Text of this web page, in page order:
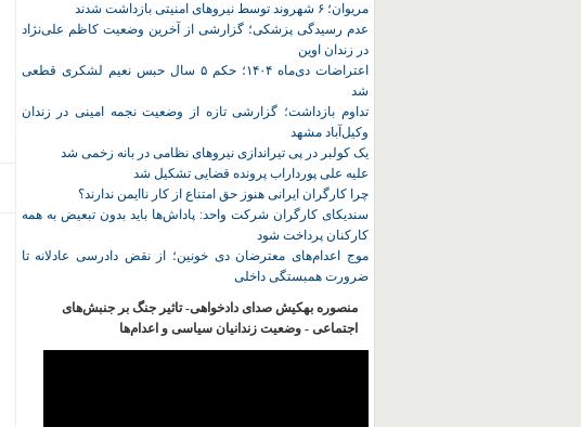
مریوان؛ ۶ شهروند توسط نیروهای امنیتی بازداشت شدند
عدم رسیدگی پزشکی؛ گزارشی از آخرین وضعیت کاظم علی‌نژاد
در زندان اوین
اعتراضات دی‌ماه ۱۴۰۴؛ حکم ۵ سال حبس نعیم لشکری قطعی
شد
تداوم بازداشت؛ گزارشی تازه از وضعیت نجمه امینی در زندان
وکیل‌آباد مشهد
یک کولبر در پی تیراندازی نیروهای نظامی در بانه زخمی شد
علیه علی پورداراب پرونده قضایی تشکیل شد
چرا کارگران ایرانی هنوز حق امتناع از کار ناایمن ندارند؟
سندیکای کارگران شرکت واحد: پاداش‌ها باید بدون تبعیض به همه
کارکنان پرداخت شود
موج اعدام‌های معترضان دی‌ خونین؛ از نقض دادرسی عادلانه تا
ضرورت همبستگی داخلی
منصوره بهکیش صدای دادخواهی- تاثیر جنگ بر جنبش‌های
اجتماعی - وضعیت زندانیان سیاسی و اعدام‌ها